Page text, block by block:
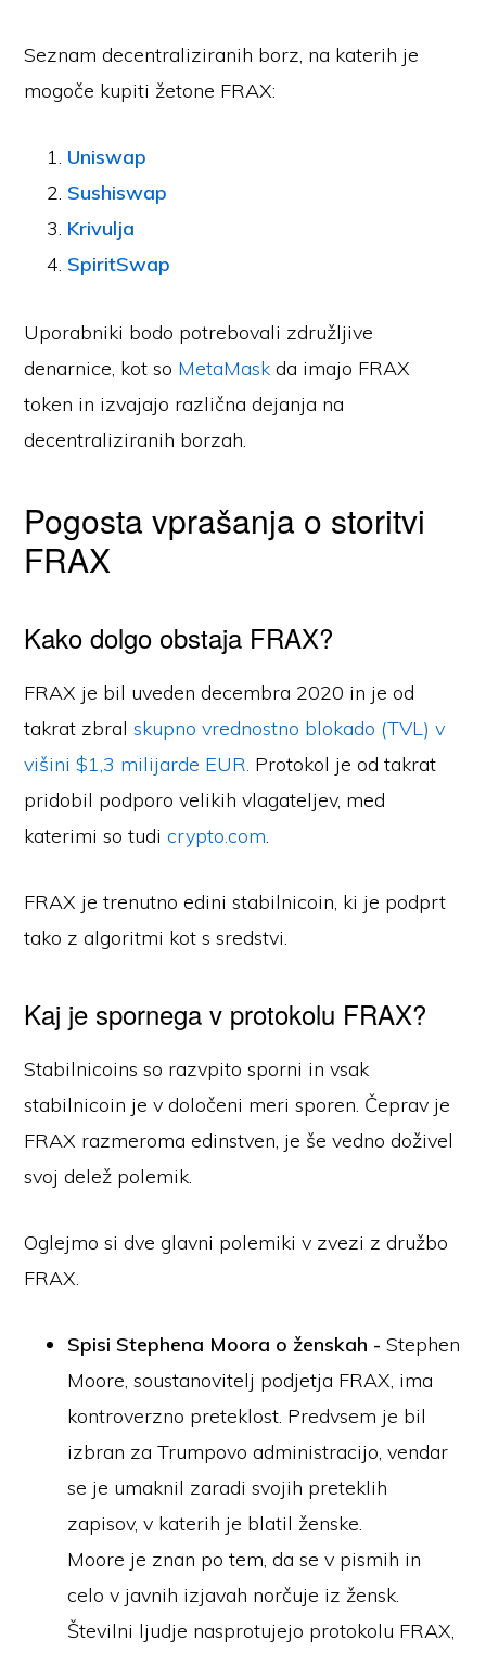
Seznam decentraliziranih borz, na katerih je
mogoče kupiti žetone FRAX:
Uniswap
Sushiswap
Krivulja
SpiritSwap
Uporabniki bodo potrebovali združljive
denarnice, kot so MetaMask da imajo FRAX
token in izvajajo različna dejanja na
decentraliziranih borzah.
Pogosta vprašanja o storitvi
FRAX
Kako dolgo obstaja FRAX?
FRAX je bil uveden decembra 2020 in je od
takrat zbralskupno vrednostno blokado (TVL) v
višini $1,3 milijarde EUR. Protokol je od takrat
pridobil podporo velikih vlagateljev, med
katerimi so tudicrypto.com.
FRAX je trenutno edini stabilnicoin, ki je podprt
tako z algoritmi kot s sredstvi.
Kaj je spornega v protokolu FRAX?
Stabilnicoins so razvpito sporni in vsak
stabilnicoin je v določeni meri sporen. Čeprav je
FRAX razmeroma edinstven, je še vedno doživel
svoj delež polemik.
Oglejmo si dve glavni polemiki v zvezi z družbo
FRAX.
Spisi Stephena Moora o ženskah - Stephen
Moore, soustanovitelj podjetja FRAX, ima
kontroverzno preteklost. Predvsem je bil
izbran za Trumpovo administracijo, vendar
se je umaknil zaradi svojih preteklih
zapisov, v katerih je blatil ženske.
Moore je znan po tem, da se v pismih in
celo v javnih izjavah norčuje iz žensk.
Številni ljudje nasprotujejo protokolu FRAX,